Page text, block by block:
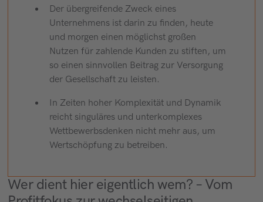
Der übergreifende Zweck eines
Unternehmens ist darin zu finden, heute
und morgen einen möglichst großen
Nutzen für zahlende Kunden zu stiften, um
so einen sinnvollen Beitrag zur Versorgung
der Gesellschaft zu leisten.
In Zeiten hoher Komplexität und Dynamik
reicht singuläres und unterkomplexes
Wettbewerbsdenken nicht mehr aus, um
Wertschöpfung zu betreiben.
Wer dient hier eigentlich wem? – Vom